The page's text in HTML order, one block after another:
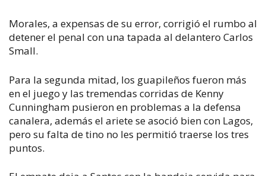
Morales, a expensas de su error, corrigió el rumbo al
detener el penal con una tapada al delantero Carlos
Small.
Para la segunda mitad, los guapileños fueron más
en el juego y las tremendas corridas de Kenny
Cunningham pusieron en problemas a la defensa
canalera, además el ariete se asoció bien con Lagos,
pero su falta de tino no les permitió traerse los tres
puntos.